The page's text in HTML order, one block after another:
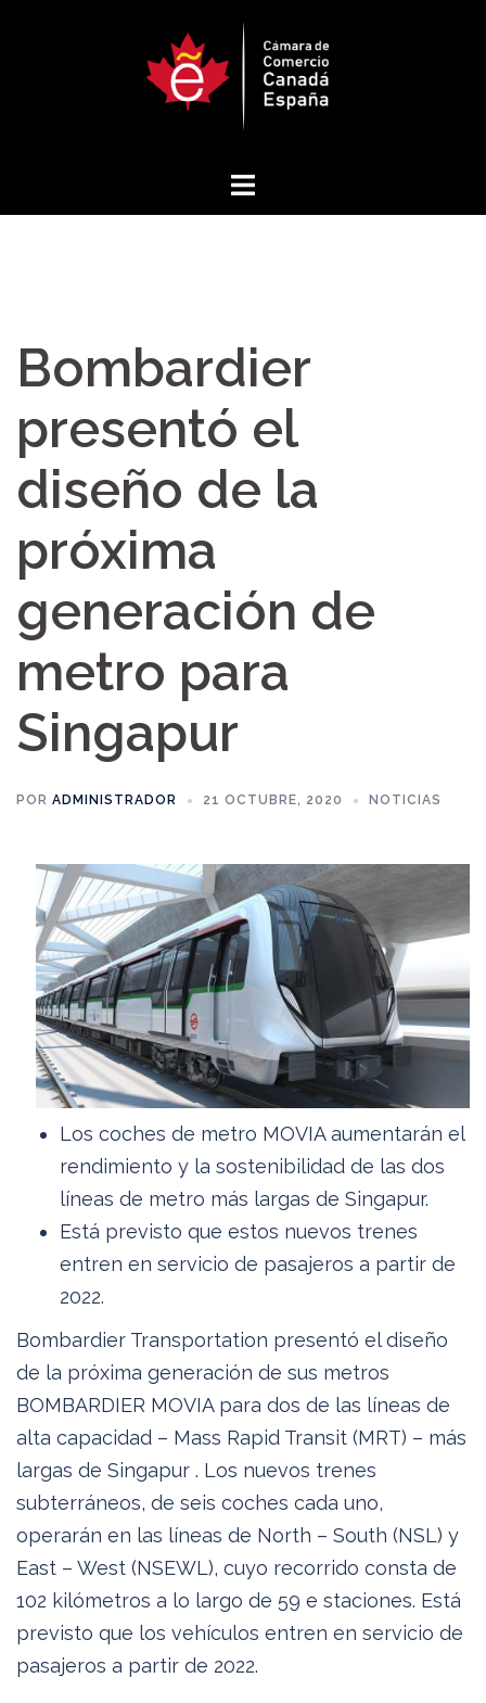
Bombardier
presentó el
diseño de la
próxima
generación de
metro para
Singapur
POR ADMINISTRADOR 21 OCTUBRE, 2020 NOTICIAS
Los coches de metro MOVIA aumentarán el
rendimiento y la sostenibilidad de las dos
líneas de metro más largas de Singapur.
Está previsto que estos nuevos trenes
entren en servicio de pasajeros a partir de
2022.
Bombardier Transportation presentó el diseño
de la próxima generación de sus metros
BOMBARDIER MOVIA para dos de las líneas de
alta capacidad – Mass Rapid Transit (MRT) – más
largas de Singapur . Los nuevos trenes
subterráneos, de seis coches cada uno,
operarán en las líneas de North – South (NSL) y
East – West (NSEWL), cuyo recorrido consta de
102 kilómetros a lo largo de 59 e staciones. Está
previsto que los vehículos entren en servicio de
pasajeros a partir de 2022.